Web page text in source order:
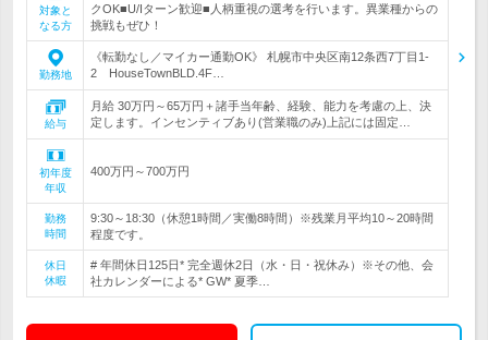
対象と
なる方
クOK■U/Iターン歓迎■人柄重視の選考を行います。異業種からの
挑戦もぜひ！
勤務地
《転勤なし／マイカー通勤OK》 札幌市中央区南12条西7丁目1‐
2 HouseTownBLD.4F…
給与
月給 30万円～65万円＋諸手当年齢、経験、能力を考慮の上、決
定します。インセンティブあり(営業職のみ)上記には固定…
初年度
年収
400万円～700万円
勤務
時間
9:30～18:30（休憩1時間／実働8時間）※残業月平均10～20時間
程度です。
休日
休暇
# 年間休日125日* 完全週休2日（水・日・祝休み）※その他、会
社カレンダーによる* GW* 夏季…